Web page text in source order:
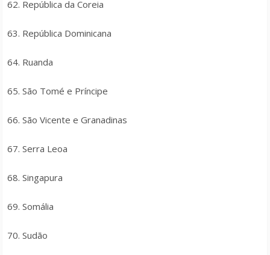
62. República da Coreia
63. República Dominicana
64. Ruanda
65. São Tomé e Príncipe
66. São Vicente e Granadinas
67. Serra Leoa
68. Singapura
69. Somália
70. Sudão